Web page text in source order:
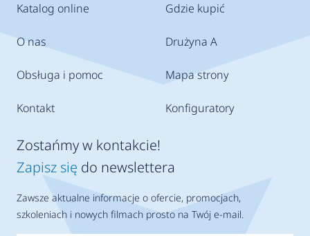
Katalog online
O nas
Obsługa i pomoc
Kontakt
Gdzie kupić
Drużyna A
Mapa strony
Konfiguratory
Zostańmy w kontakcie!
Zapisz się do newslettera
Zawsze aktualne informacje o ofercie, promocjach,
szkoleniach i nowych filmach prosto na Twój e-mail.